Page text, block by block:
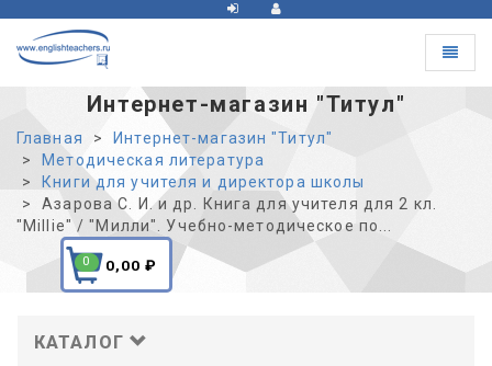
Toggle
Интернет-магазин "Титул"
Главная
Интернет-магазин "Титул"
Методическая литература
Книги для учителя и директора школы
Азарова С. И. и др. Книга для учителя для 2 кл.
"Millie" / "Милли". Учебно-методическое по...
0 0,00 ₽
КАТАЛОГ